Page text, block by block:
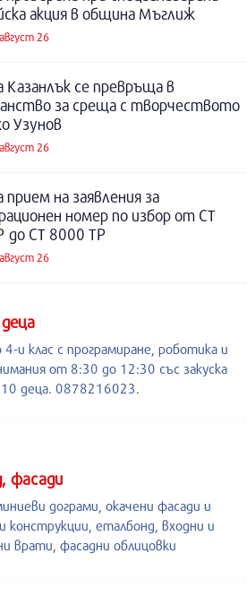
акция в община Мъглиж
26
се превръща в
за среща с творчеството
Узунов
26
прием на заявления за
номер по избор от СТ
до СТ 8000 ТР
26
и клас с програмиране, роботика и
от 8:30 до 12:30 със закуска
деца. 0878216023.
фасади
дограми, окачени фасади и
конструкции, еталбонд, входни и
врати, фасадни облицовки